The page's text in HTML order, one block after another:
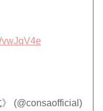
(@consaofficial)